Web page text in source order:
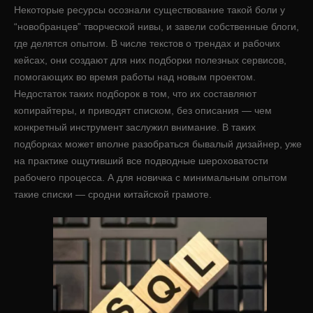
Некоторые ресурсы осознали существование такой боли у
“новобранцев” творческой нивы, и завели собственные блоги,
где делятся опытом. В числе текстов о трендах и рабочих
кейсах, они создают для них подборки полезных сервисов,
помогающих во время работы над новым проектом.
Недостаток таких подборок в том, что их составляют
копирайтеры, и приводят списком, без описания — чем
конкретный инструмент заслужил внимание. В таких
подборках может вполне разобраться бывалый дизайнер, уже
на практике ощутивший все подводные шероховатости
рабочего процесса. А для новичка с минимальным опытом
такие списки — сродни китайской грамоте.